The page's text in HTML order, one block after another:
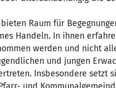
Raum für
Handeln. In ihnen
werden und nicht
und jungen
Insbesondere setzt